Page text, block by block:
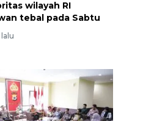
wilayah RI
tebal pada Sabtu
lalu